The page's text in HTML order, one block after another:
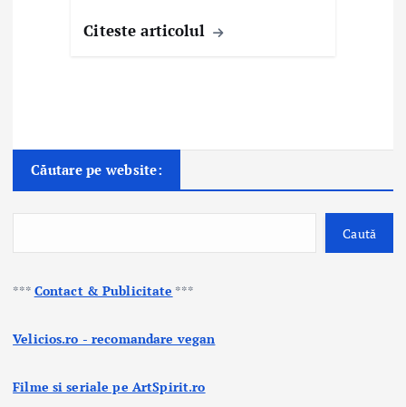
Citeste articolul
Căutare pe website:
Caută
*** Contact & Publicitate ***
Velicios.ro - recomandare vegan
Filme si seriale pe ArtSpirit.ro